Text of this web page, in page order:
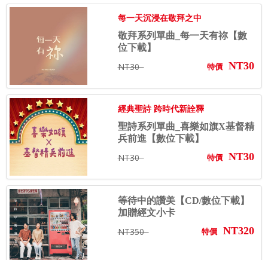
每一天沉浸在敬拜之中
敬拜系列單曲_每一天有祢【數
位下載】
NT30 特價 NT30
經典聖詩 跨時代新詮釋
聖詩系列單曲_喜樂如旗X基督精
兵前進【數位下載】
NT30 特價 NT30
等待中的讚美【CD/數位下載】
加贈經文小卡
NT350 特價 NT320